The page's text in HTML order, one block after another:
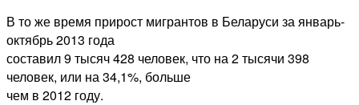
В то же время прирост мигрантов в Беларуси за январь-
октябрь 2013 года
составил 9 тысяч 428 человек, что на 2 тысячи 398
человек, или на 34,1%, больше
чем в 2012 году.